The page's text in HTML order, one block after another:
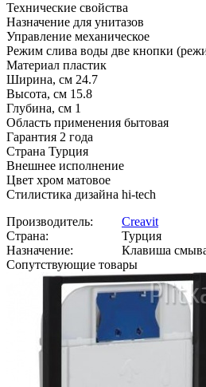
Технические свойства
Назначение для унитазов
Управление механическое
Режим слива воды две кнопки
Материал пластик
Ширина, см 24.7
Высота, см 15.8
Глубина, см 1
Область применения бытовая
Гарантия 2 года
Страна Турция
Внешнее исполнение
Цвет хром матовое
Стилистика дизайна hi-tech
Производитель:
Creavit
Страна:
Турция
Назначение:
Клавиша
Сопутствующие товары